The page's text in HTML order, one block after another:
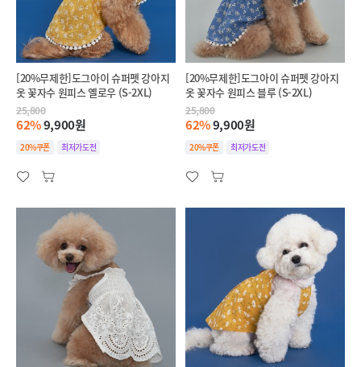
[20%무제한]도그아이 슈퍼펫 강아지
옷 꽃자수 원피스 옐로우 (S-2XL)
25,800
62%9,900원
20%쿠폰 최저가도전
[20%무제한]도그아이 슈퍼펫 강아지
옷 꽃자수 원피스 블루 (S-2XL)
25,800
62%9,900원
20%쿠폰 최저가도전